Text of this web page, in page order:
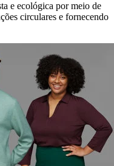
e ecológica por meio de
circulares e fornecendo